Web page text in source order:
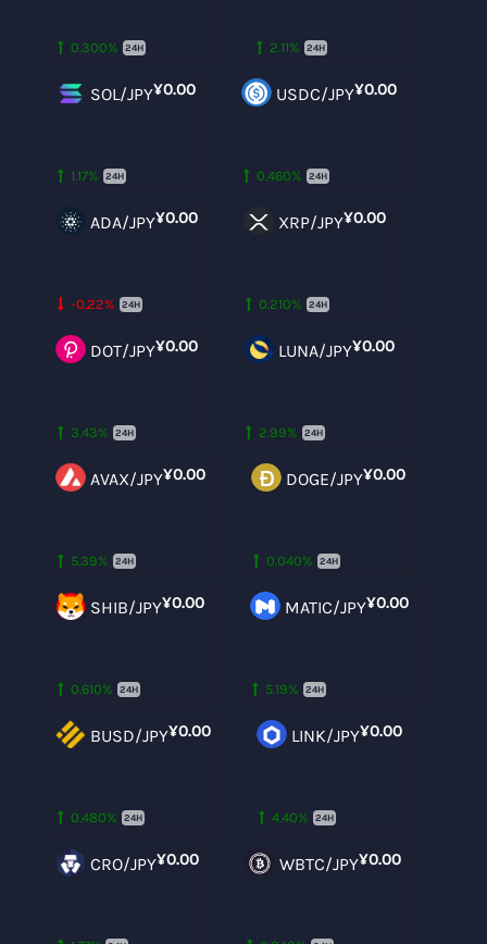
0.300% 24H 2.11% 24H
SOL/JPY¥0.00
1.17% 24H
USDC/JPY¥0.00
0.460% 24H
ADA/JPY¥0.00
-0.22% 24H
XRP/JPY¥0.00
0.210% 24H
DOT/JPY¥0.00
3.43% 24H
LUNA/JPY¥0.00
2.99% 24H
AVAX/JPY¥0.00
5.39% 24H
DOGE/JPY¥0.00
0.040% 24H
SHIB/JPY¥0.00
0.610% 24H
MATIC/JPY¥0.00
5.19% 24H
BUSD/JPY¥0.00
0.480% 24H
LINK/JPY¥0.00
4.40% 24H
CRO/JPY¥0.00 WBTC/JPY¥0.00